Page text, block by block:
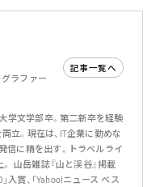
ラファー
記事一覧へ
学文学部卒。第二新卒を経験
立。現在は、IT企業に勤めな
信に精を出す。トラベルライ
山岳雑誌『山と渓谷』掲載
入賞、「Yahoo!ニュース ベス